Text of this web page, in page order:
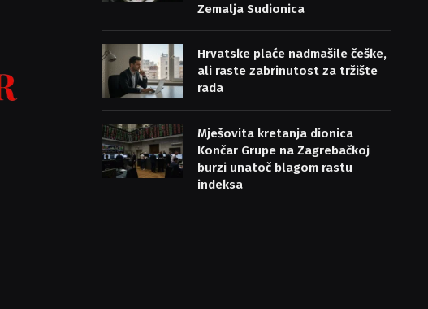
Zemalja Sudionica
Hrvatske plaće nadmašile češke,
ali raste zabrinutost za tržište
rada
Mješovita kretanja dionica
Končar Grupe na Zagrebačkoj
burzi unatoč blagom rastu
indeksa